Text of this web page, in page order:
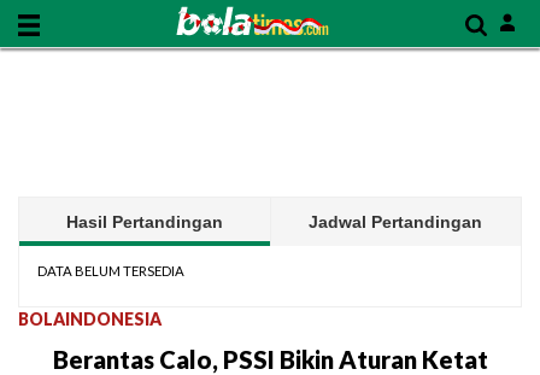
Hasil Pertandingan Jadwal Pertandingan
DATA BELUM TERSEDIA
BOLAINDONESIA
Berantas Calo, PSSI Bikin Aturan Ketat